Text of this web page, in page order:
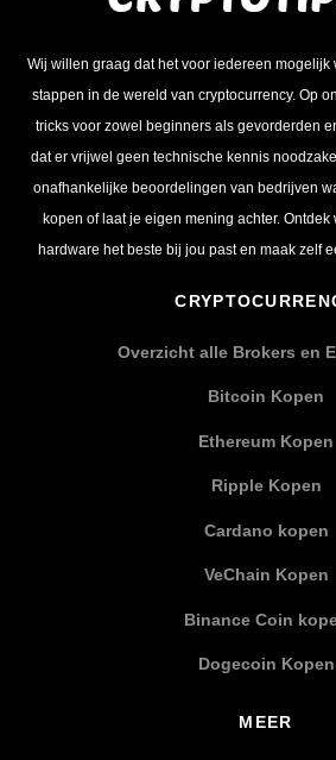
Wij willen graag dat het voor iedereen mogelijk
stappen in de wereld van cryptocurrency. Op
tricks voor zowel beginners als gevorderden
dat er vrijwel geen technische kennis
onafhankelijke beoordelingen van bedrijven
kopen of laat je eigen mening achter.
hardware het beste bij jou past en maak zelf
Overzicht alle Brokers en
Bitcoin Kopen
Ethereum Kopen
Ripple Kopen
Cardano kopen
VeChain Kopen
Binance Coin
Dogecoin Kopen
MEER